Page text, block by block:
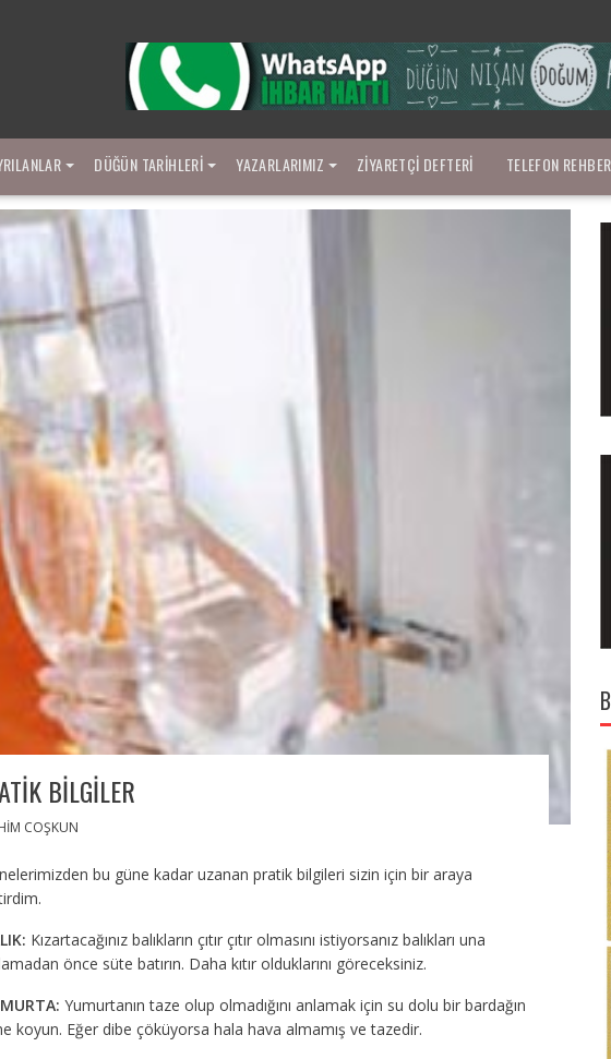
DÜĞÜN TARIHLERI YAZARLARIMIZ ZIYARETÇI DEFTERI TELEFON
BILGILER
COŞKUN
bu güne kadar uzanan pratik bilgileri sizin için bir araya
Kızartacağınız balıkların çıtır çıtır olmasını istiyorsanız balıkları una
önce süte batırın. Daha kıtır olduklarını göreceksiniz.
Yumurtanın taze olup olmadığını anlamak için su dolu bir bardağın
koyun. Eğer dibe çöküyorsa hala hava almamış ve tazedir.